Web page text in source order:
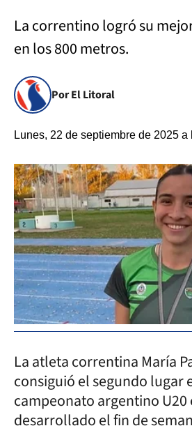
La correntino logró su
en los 800 metros.
Por El Litoral
Lunes, 22 de septiembre de 2025 a
La atleta correntina María
consiguió el segundo lugar
campeonato argentino U20
desarrollado el fin de